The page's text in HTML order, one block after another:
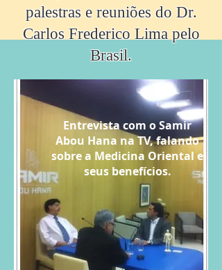
palestras e reuniões do Dr.
Carlos Frederico Lima pelo
Brasil.
Entrevista com o Samir
Abou Hana na TV, falando
sobre a Medicina Oriental e
seus benefícios.